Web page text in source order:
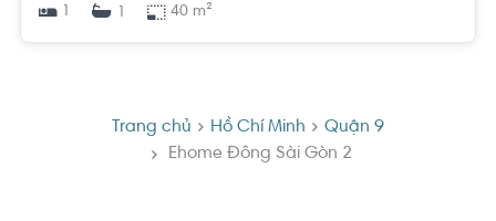
1
40 m²
Trang chủ Hồ Chí Minh
Quận 9
Ehome Đông Sài Gòn 2